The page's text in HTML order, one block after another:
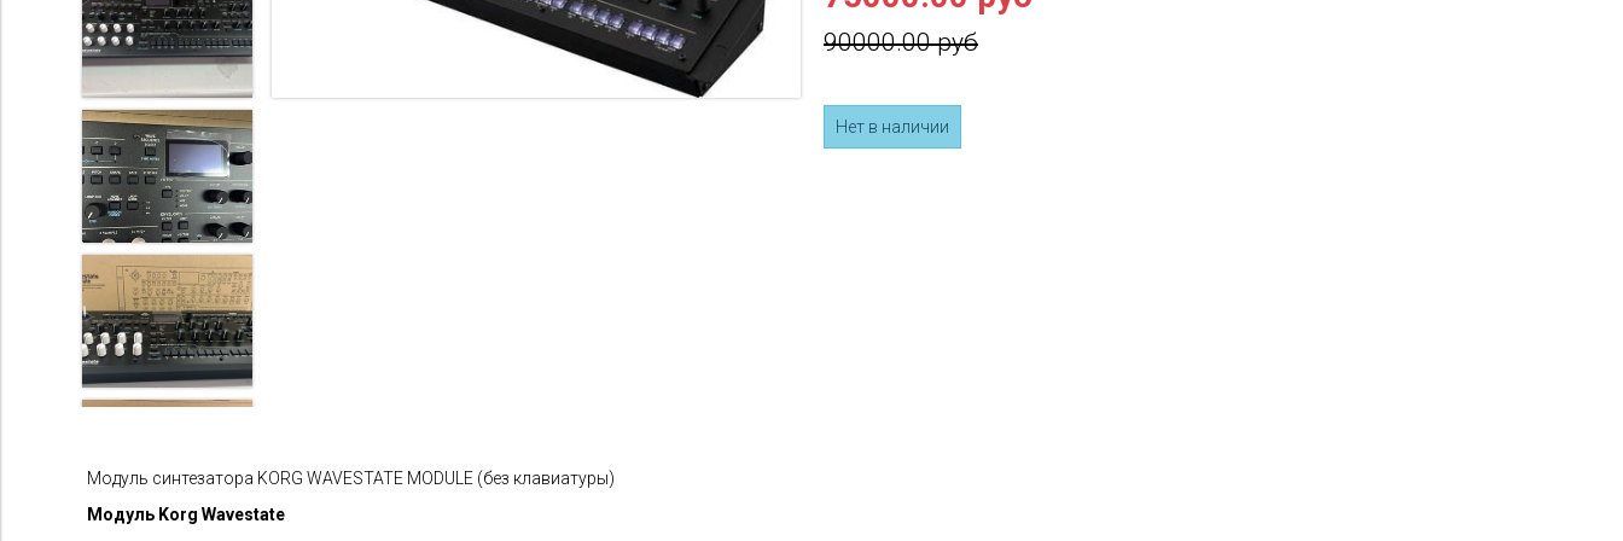
90000.00 руб
Нет в наличии
Модуль синтезатора KORG WAVESTATE MODULE (без клавиатуры)
Модуль Korg Wavestate